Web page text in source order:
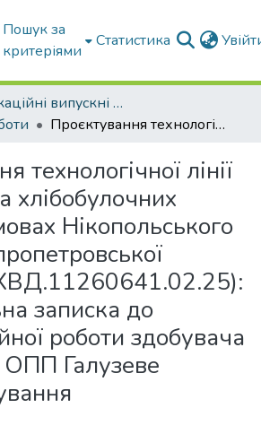
Пошук за
критеріями
Статистика
Кваліфікаційні випускні роботи бакалаврів і магістрів
Проєктування технологічної лінії виробництва хлібобулочних виробів в умовах Нікопольського району Дніпропетровської області (19ХВД.11260641.02.25): пояснювальна записка до кваліфікаційної роботи здобувача ОР Магістр, ОПП Галузеве машинобудування
технологічної лінії
хлібобулочних
Нікопольського
записка до
роботи здобувача
Галузеве